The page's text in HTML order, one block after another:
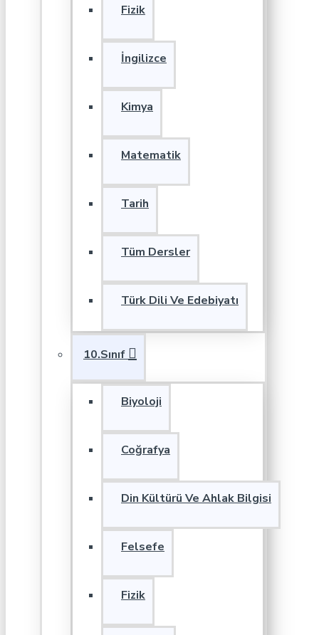
Fizik
İngilizce
Kimya
Matematik
Tarih
Tüm Dersler
Türk Dili Ve Edebiyatı
10.Sınıf
Biyoloji
Coğrafya
Din Kültürü Ve Ahlak Bilgisi
Felsefe
Fizik